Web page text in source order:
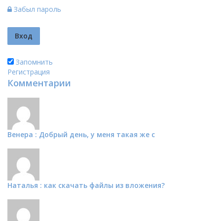
Забыл пароль
Запомнить
Регистрация
Комментарии
Венера : Добрый день, у меня такая же с
Наталья : как скачать файлы из вложения?